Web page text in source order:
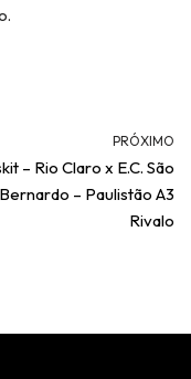
PRÓXIMO
– Rio Claro x E.C. São
Bernardo – Paulistão A3
Rivalo